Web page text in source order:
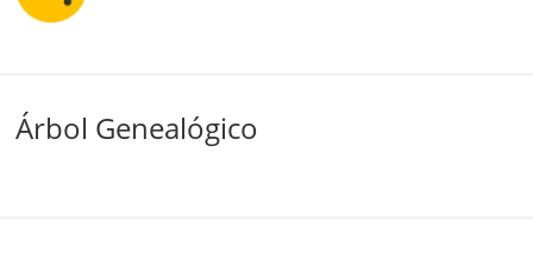
Árbol Genealógico